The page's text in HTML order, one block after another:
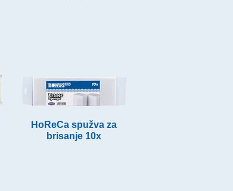
HoReCa spužva za
brisanje 10x